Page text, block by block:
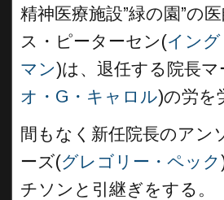
精神医療施設”緑の園”の
ス・ピーターセン(イン
マン)は、退任する院長
オ・G・キャロル)の労を
間もなく新任院長のアン
ーズ(グレゴリー・ペック
チソンと引継ぎをする。